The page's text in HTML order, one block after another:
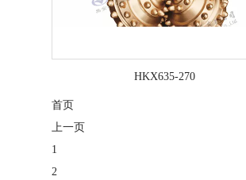
HKX635-270
首页
上一页
1
2